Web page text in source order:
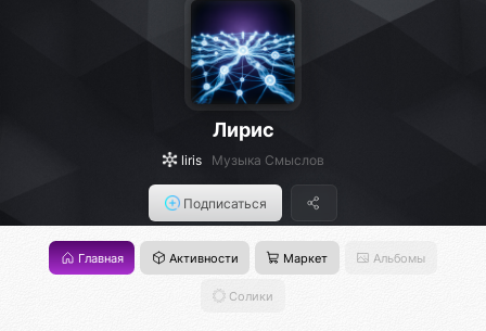
Лирис
liris Музыка Смыслов
Подписаться
Главная Активности Маркет Альбомы
Солики